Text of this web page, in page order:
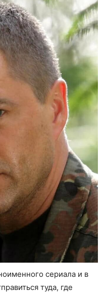
сериала и в
туда, где